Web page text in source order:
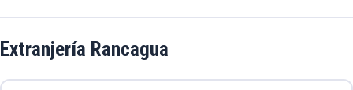
Extranjería Rancagua